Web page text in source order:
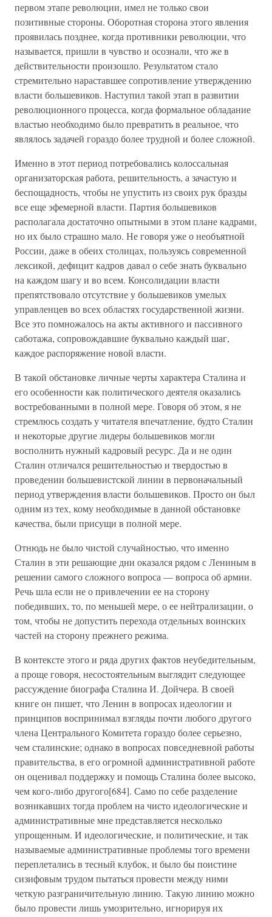
первом этапе революции, имел не только свои
позитивные стороны. Оборотная сторона этого явления
проявилась позднее, когда противники революции, что
называется, пришли в чувство и осознали, что же в
действительности произошло. Результатом стало
стремительно нараставшее сопротивление утверждению
власти большевиков. Наступил такой этап в развитии
революционного процесса, когда формальное обладание
властью необходимо было превратить в реальное, что
являлось задачей гораздо более трудной и более сложной.
Именно в этот период потребовались колоссальная
организаторская работа, решительность, а зачастую и
беспощадность, чтобы не упустить из своих рук бразды
все еще эфемерной власти. Партия большевиков
располагала достаточно опытными в этом плане кадрами,
но их было страшно мало. Не говоря уже о необъятной
России, даже в обеих столицах, пользуясь современной
лексикой, дефицит кадров давал о себе знать буквально
на каждом шагу и во всем. Консолидации власти
препятствовало отсутствие у большевиков умелых
управленцев во всех областях государственной жизни.
Все это помножалось на акты активного и пассивного
саботажа, сопровождавшие буквально каждый шаг,
каждое распоряжение новой власти.
В такой обстановке личные черты характера Сталина и
его особенности как политического деятеля оказались
востребованными в полной мере. Говоря об этом, я не
стремлюсь создать у читателя впечатление, будто Сталин
и некоторые другие лидеры большевиков могли
восполнить нужный кадровый ресурс. Да и не один
Сталин отличался решительностью и твердостью в
проведении большевистской линии в первоначальный
период утверждения власти большевиков. Просто он был
одним из тех, кому необходимые в данной обстановке
качества, были присущи в полной мере.
Отнюдь не было чистой случайностью, что именно
Сталин в эти решающие дни оказался рядом с Лениным в
решении самого сложного вопроса — вопроса об армии.
Речь шла если не о привлечении ее на сторону
победивших, то, по меньшей мере, о ее нейтрализации, о
том, чтобы не допустить перехода отдельных воинских
частей на сторону прежнего режима.
В контексте этого и ряда других фактов неубедительным,
а проще говоря, несостоятельным выглядит следующее
рассуждение биографа Сталина И. Дойчера. В своей
книге он пишет, что Ленин в вопросах идеологии и
принципов воспринимал взгляды почти любого другого
члена Центрального Комитета гораздо более серьезно,
чем сталинские; однако в вопросах повседневной работы
правительства, в его огромной административной работе
он оценивал поддержку и помощь Сталина более высоко,
чем кого-либо другого[684]. Само по себе разделение
возникавших тогда проблем на чисто идеологические и
административные мне представляется несколько
упрощенным. И идеологические, и политические, и так
называемые административные проблемы того времени
переплетались в тесный клубок, и было бы поистине
сизифовым трудом пытаться провести между ними
четкую разграничительную линию. Такую линию можно
было провести лишь умозрительно, игнорируя их